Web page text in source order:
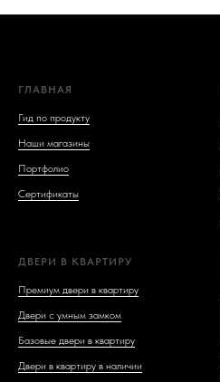
ГЛАВНАЯ
Гид по продукту
Наши магазины
Портфолио
Сертификаты
ДВЕРИ В КВАРТИРУ
Премиум двери в квартиру
Двери с умным замком
Базовые двери в квартиру
Двери в квартиру в наличии